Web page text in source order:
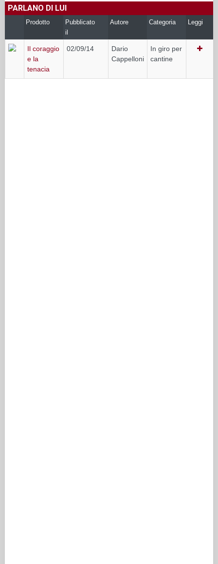
PARLANO DI LUI
Prodotto
Pubblicato
il
Autore Categoria Leggi
Il coraggio
e la
tenacia
02/09/14
Dario
Cappelloni
In giro per
cantine